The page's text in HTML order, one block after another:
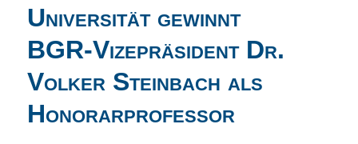
Universität gewinnt
BGR-Vizepräsident Dr.
Volker Steinbach als
Honorarprofessor